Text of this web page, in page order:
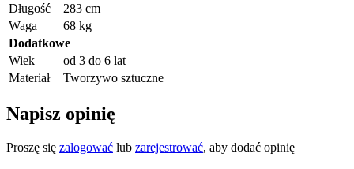
Długość
283 cm
Waga
68 kg
Dodatkowe
Wiek
od 3 do 6 lat
Materiał
Tworzywo sztuczne
Napisz opinię
Proszę się zalogować lub zarejestrować, aby dodać opinię